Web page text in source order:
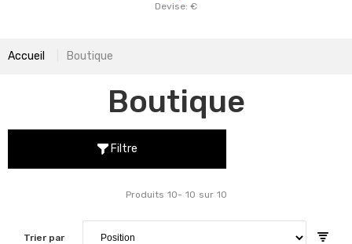
Devise: €
Accueil Boutique
Boutique
Filtre
Trier par
Produits 10- 10 sur 10